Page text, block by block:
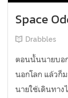
Space
Drabbles
ตอนนั้นนายบอ
นอกโลก แล้วก็
นายใช้เดินทาง